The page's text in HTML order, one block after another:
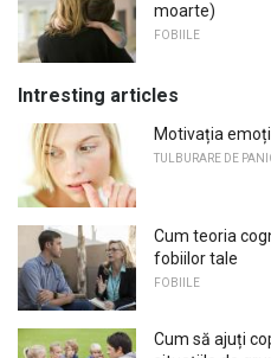
moarte)
FOBIILE
Intresting articles
Motivația
TULBURARE DE
Cum teoria
fobiilor tale
FOBIILE
Cum să ajuți